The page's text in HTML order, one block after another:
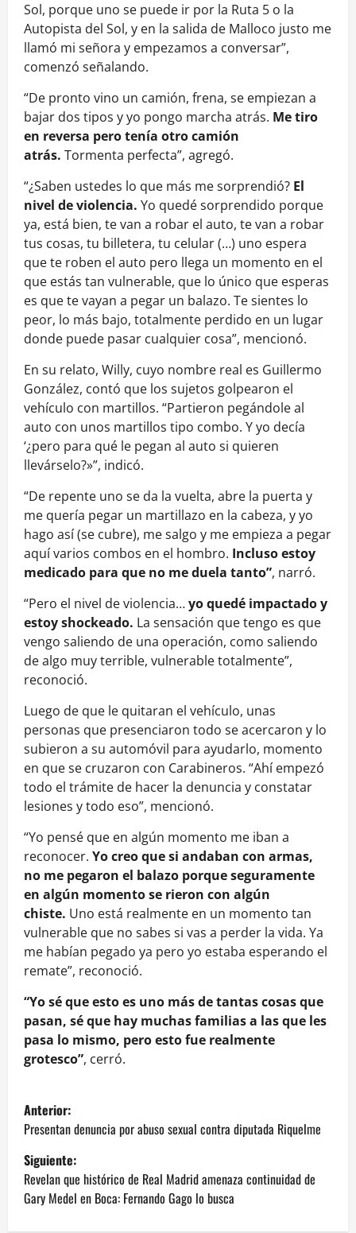
Sol, porque uno se puede ir por la Ruta 5 o la
Autopista del Sol, y en la salida de Malloco justo me
llamó mi señora y empezamos a conversar”,
comenzó señalando.
“De pronto vino un camión, frena, se empiezan a
bajar dos tipos y yo pongo marcha atrás. Me tiro
en reversa pero tenía otro camión
atrás. Tormenta perfecta”, agregó.
“¿Saben ustedes lo que más me sorprendió? El
nivel de violencia. Yo quedé sorprendido porque
ya, está bien, te van a robar el auto, te van a robar
tus cosas, tu billetera, tu celular (…) uno espera
que te roben el auto pero llega un momento en el
que estás tan vulnerable, que lo único que esperas
es que te vayan a pegar un balazo. Te sientes lo
peor, lo más bajo, totalmente perdido en un lugar
donde puede pasar cualquier cosa”, mencionó.
En su relato, Willy, cuyo nombre real es Guillermo
González, contó que los sujetos golpearon el
vehículo con martillos. “Partieron pegándole al
auto con unos martillos tipo combo. Y yo decía
‘¿pero para qué le pegan al auto si quieren
llevárselo?»”, indicó.
“De repente uno se da la vuelta, abre la puerta y
me quería pegar un martillazo en la cabeza, y yo
hago así (se cubre), me salgo y me empieza a pegar
aquí varios combos en el hombro. Incluso estoy
medicado para que no me duela tanto”, narró.
“Pero el nivel de violencia…yo quedé impactado y
estoy shockeado. La sensación que tengo es que
vengo saliendo de una operación, como saliendo
de algo muy terrible, vulnerable totalmente”,
reconoció.
Luego de que le quitaran el vehículo, unas
personas que presenciaron todo se acercaron y lo
subieron a su automóvil para ayudarlo, momento
en que se cruzaron con Carabineros. “Ahí empezó
todo el trámite de hacer la denuncia y constatar
lesiones y todo eso”, mencionó.
“Yo pensé que en algún momento me iban a
reconocer. Yo creo que si andaban con armas,
no me pegaron el balazo porque seguramente
en algún momento se rieron con algún
chiste. Uno está realmente en un momento tan
vulnerable que no sabes si vas a perder la vida. Ya
me habían pegado ya pero yo estaba esperando el
remate”, reconoció.
“Yo sé que esto es uno más de tantas cosas que
pasan, sé que hay muchas familias a las que les
pasa lo mismo, pero esto fue realmente
grotesco”, cerró.
N
a
v
e
Anterior:
Presentan denuncia por abuso sexual contra diputada Riquelme
Siguiente:
Revelan que histórico de Real Madrid amenaza continuidad de
Gary Medel en Boca: Fernando Gago lo busca